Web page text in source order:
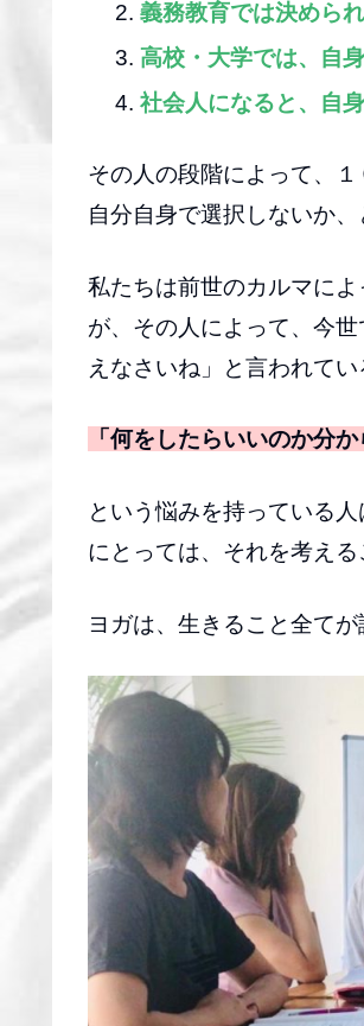
義務教育では決めら
高校・大学では、自
社会人になると、自
その人の段階によって、
自分自身で選択しないか、
私たちは前世のカルマに
が、その人によって、今
えなさいね」と言われて
「何をしたらいいのか分か
という悩みを持っている
にとっては、それを考える
ヨガは、生きること全て